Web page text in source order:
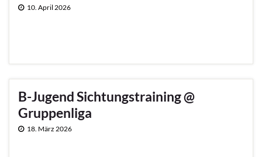
10. April 2026
B-Jugend Sichtungstraining @
Gruppenliga
18. März 2026